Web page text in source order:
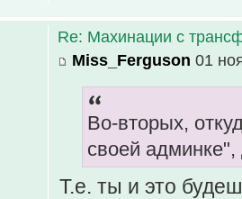
Re: Махинации с
Miss_Ferguson 01
Во-вторых,
своей
Т.е. ты и это